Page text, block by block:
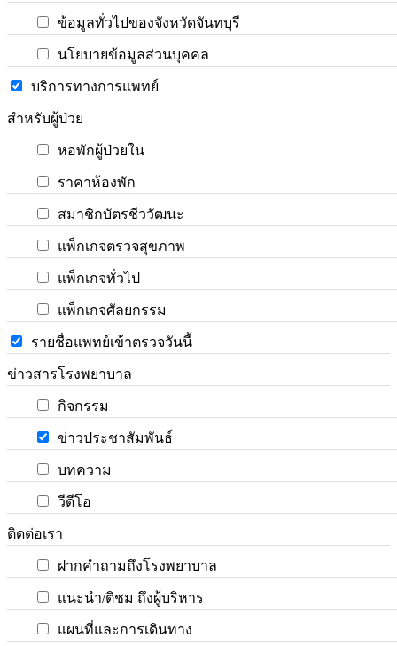
ข้อมูลทั่วไปของจังหวัดจันทบุรี
นโยบายข้อมูลส่วนบุคคล
บริการทางการแพทย์
สำหรับผู้ป่วย
หอพักผู้ป่วยใน
ราคาห้องพัก
สมาชิกบัตรชีววัฒนะ
แพ็กเกจตรวจสุขภาพ
แพ็กเกจทั่วไป
แพ็กเกจศัลยกรรม
รายชื่อแพทย์เข้าตรวจวันนี้
ข่าวสารโรงพยาบาล
กิจกรรม
ข่าวประชาสัมพันธ์
บทความ
วีดีโอ
ติดต่อเรา
ฝากคำถามถึงโรงพยาบาล
แนะนำ/ติชม ถึงผู้บริหาร
แผนที่และการเดินทาง